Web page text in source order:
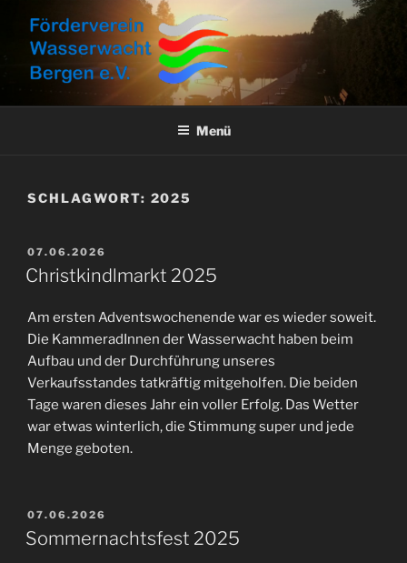
Inhalt
springen
FÖRDERVEREIN
WASSERWACHT BERGEN E.V.
Aktuelles, Aktionen und Informationen
Menü
SCHLAGWORT: 2025
VERÖFFENTLICHT
AM
07.06.2026
Christkindlmarkt 2025
Am ersten Adventswochenende war es wieder soweit.
Die KammeradInnen der Wasserwacht haben beim
Aufbau und der Durchführung unseres
Verkaufsstandes tatkräftig mitgeholfen. Die beiden
Tage waren dieses Jahr ein voller Erfolg. Das Wetter
war etwas winterlich, die Stimmung super und jede
Menge geboten.
VERÖFFENTLICHT
AM
07.06.2026
Sommernachtsfest 2025